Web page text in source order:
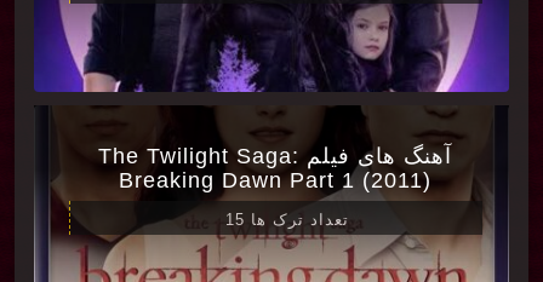
آهنگ های فیلم The Twilight Saga:
Breaking Dawn Part 1 (2011)
تعداد ترک ها 15